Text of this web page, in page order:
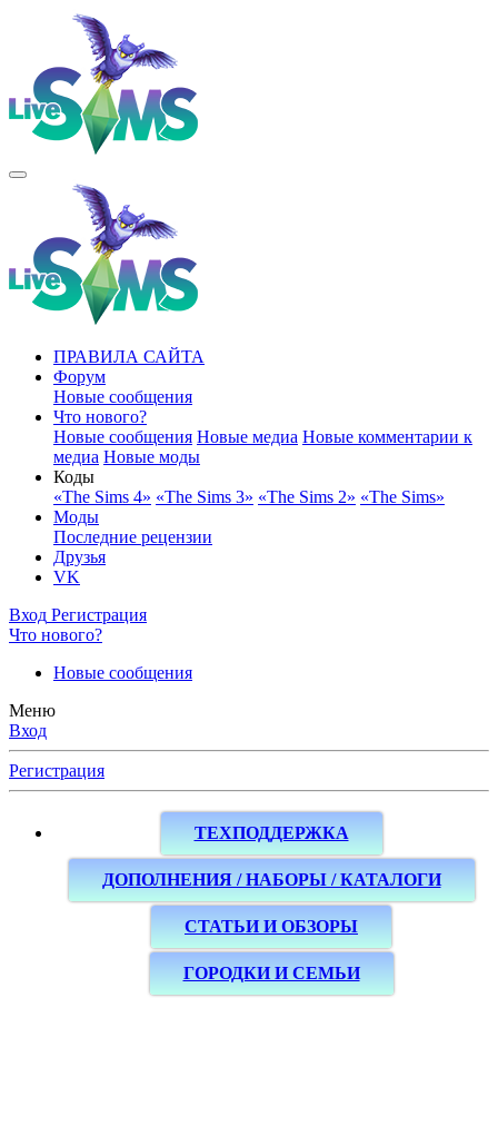
ПРАВИЛА САЙТА
Форум
Новые сообщения
Что нового?
Новые сообщения Новые медиа Новые комментарии к
медиа Новые моды
Коды
«The Sims 4» «The Sims 3» «The Sims 2» «The Sims»
Моды
Последние рецензии
Друзья
VK
Вход Регистрация
Что нового?
Новые сообщения
Меню
Вход
Регистрация
ТЕХПОДДЕРЖКА
ДОПОЛНЕНИЯ / НАБОРЫ / КАТАЛОГИ
СТАТЬИ И ОБЗОРЫ
ГОРОДКИ И СЕМЬИ